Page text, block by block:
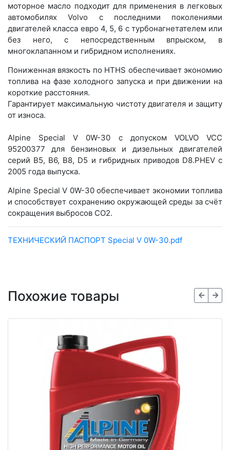
моторное масло подходит для применения в легковых
автомобилях Volvo с последними поколениями
двигателей класса евро 4, 5, 6 с турбонагнетателем или
без него, с непосредственным впрыском, в
многоклапанном и гибридном исполнениях.
Пониженная вязкость по HTHS обеспечивает экономию
топлива на фазе холодного запуска и при движении на
короткие расстояния.
Гарантирует максимальную чистоту двигателя и защиту
от износа.
Alpine Special V 0W-30 с допуском VOLVO VCC
95200377 для бензиновых и дизельных двигателей
серий B5, B6, B8, D5 и гибридных приводов D8.PHEV с
2005 года выпуска.
Alpine Special V 0W-30 обеспечивает экономии топлива
и способствует сохранению окружающей среды за счёт
сокращения выбросов CO2.
ТЕХНИЧЕСКИЙ ПАСПОРТ Special V 0W-30.pdf
Похожие товары